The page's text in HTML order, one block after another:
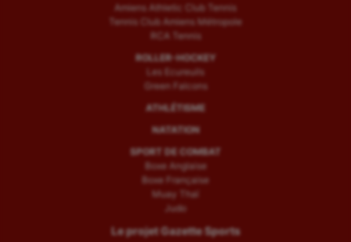
Amiens Athletic Club Tennis
Tennis Club Amiens Métropole
RCA Tennis
ROLLER-HOCKEY
Les Ecureuils
Green Falcons
ATHLÉTISME
NATATION
SPORT DE COMBAT
Boxe Anglaise
Boxe Française
Muay Thaï
Judo
Le projet Gazette Sports